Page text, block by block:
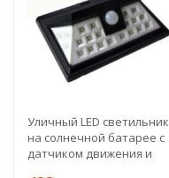
Уличный LED светильник
на солнечной батарее с
датчиком движения и